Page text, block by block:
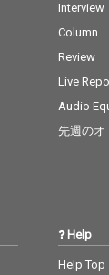
Interview
Column
Review
Live
Audio
先週のオ
Help
Help Top